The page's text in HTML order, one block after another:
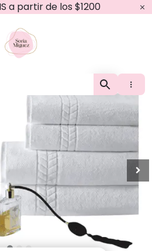
a partir de los $1200
Soria Miguez